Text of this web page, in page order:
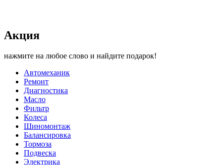
Акция
нажмите на любое слово и найдите подарок!
Автомеханик
Ремонт
Диагностика
Масло
Фильтр
Колеса
Шиномонтаж
Балансировка
Тормоза
Подвеска
Электрика